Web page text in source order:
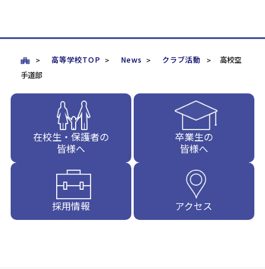
高等学校TOP News クラブ活動
高校空
手道部
在校生・保護者の
皆様へ
卒業生の
皆様へ
採用情報 アクセス